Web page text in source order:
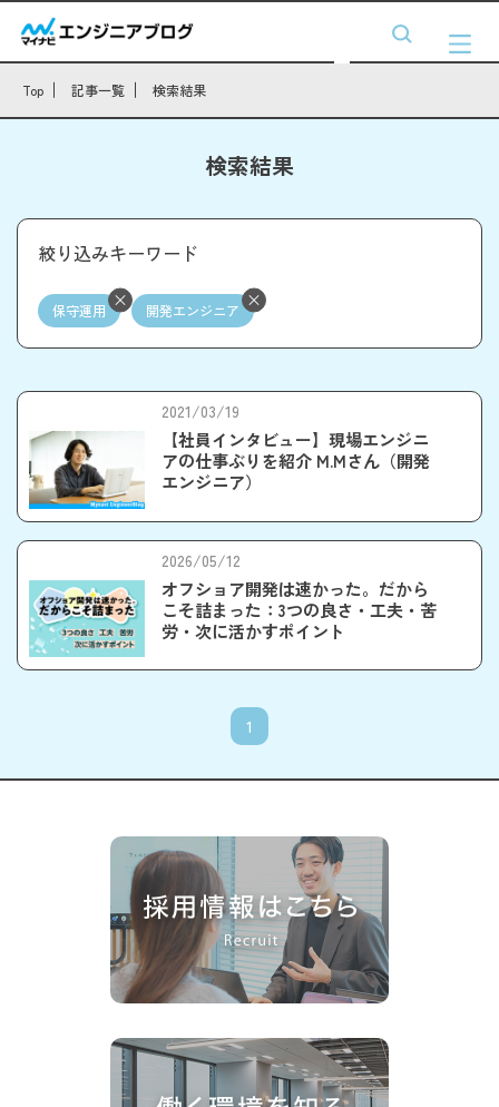
Top 記事一覧 検索結果
検索結果
絞り込みキーワード
保守運用 開発エンジニア
2021/03/19
【社員インタビュー】現場エンジニ
アの仕事ぶりを紹介 M.Mさん（開発
エンジニア）
2026/05/12
オフショア開発は速かった。だから
こそ詰まった：3つの良さ・工夫・苦
労・次に活かすポイント
1